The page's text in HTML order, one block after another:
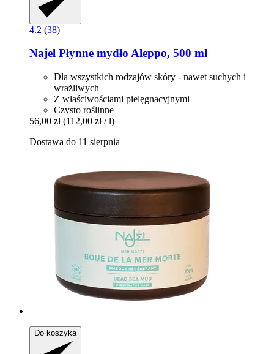
4.2 (38)
Najel Płynne mydło Aleppo, 500 ml
Dla wszystkich rodzajów skóry - nawet suchych i
wrażliwych
Z właściwościami pielęgnacyjnymi
Czysto roślinne
56,00 zł (112,00 zł / l)
Dostawa do 11 sierpnia
Do koszyka